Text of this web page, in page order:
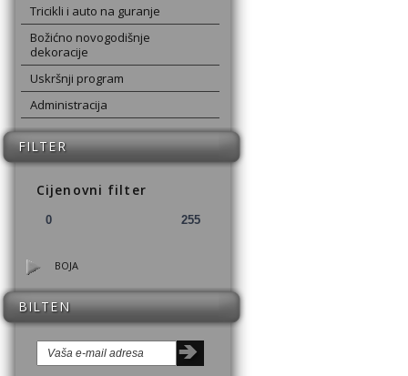
Tricikli i auto na guranje
Božićno novogodišnje
dekoracije
Uskršnji program
Administracija
FILTER
Cijenovni filter
BOJA
BILTEN